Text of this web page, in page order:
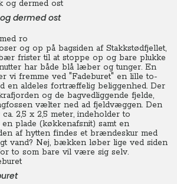
dermed ost
ro
og op på bagsiden af Stakkstødfjellet,
frister til at stoppe op og bare plukke
har både blå læber og tunger. En
vi fremme ved "Fadeburet" en lille to-
en aldeles fortræffelig beliggenhed. Der
og de bagvedliggende fjelde,
vælter ned ad fjeldvæggen. Den
2,5 x 2,5 meter, indeholder to
plade (køkkenafsnit) samt en
af hytten findes et brændeskur med
vand? Nej, bækken løber lige ved siden
to som bare vil være sig selv.